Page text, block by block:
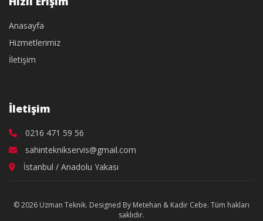
Anasayfa
Hizmetlerimiz
İletişim
İletişim
0216 471 59 56
sahinteknikservis@gmail.com
İstanbul / Anadolu Yakası
© 2026 Uzman Teknik. Designed By Metehan & Kadir Cebe. Tüm hakları
saklıdır.